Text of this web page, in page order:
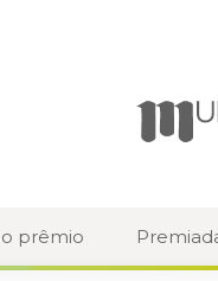
prêmio